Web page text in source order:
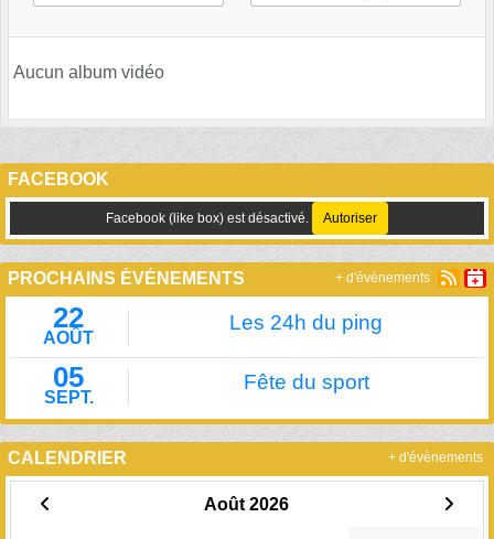
Aucun album vidéo
FACEBOOK
Facebook (like box) est désactivé. Autoriser
PROCHAINS ÉVÉNEMENTS
22
AOÛT
Les 24h du ping
05
SEPT.
Fête du sport
+ d'évènements
CALENDRIER
Août 2026
+ d'évènements